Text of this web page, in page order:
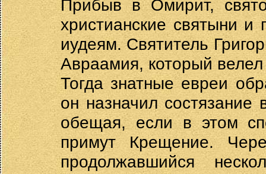
Прибыв в Омирит,
христианские святыни и
иудеям. Святитель
Авраамия, который
Тогда знатные евреи
он назначил
обещая, если в этом
примут Крещение.
продолжавшийся